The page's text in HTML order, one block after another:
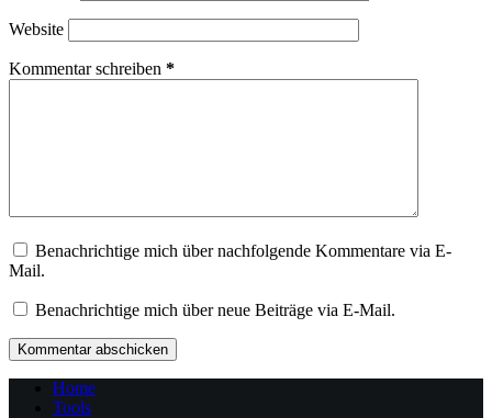
Website
Kommentar schreiben *
Benachrichtige mich über nachfolgende Kommentare via E-
Mail.
Benachrichtige mich über neue Beiträge via E-Mail.
Kommentar abschicken
Home
Tools